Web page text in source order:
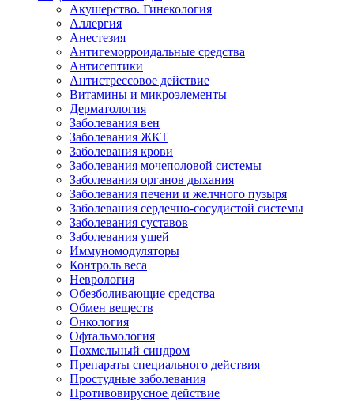
Акушерство. Гинекология
Аллергия
Анестезия
Антигеморроидальные средства
Антисептики
Антистрессовое действие
Витамины и микроэлементы
Дерматология
Заболевания вен
Заболевания ЖКТ
Заболевания крови
Заболевания мочеполовой системы
Заболевания органов дыхания
Заболевания печени и желчного пузыря
Заболевания сердечно-сосудистой системы
Заболевания суставов
Заболевания ушей
Иммуномодуляторы
Контроль веса
Неврология
Обезболивающие средства
Обмен веществ
Онкология
Офтальмология
Похмельный синдром
Препараты специального действия
Простудные заболевания
Противовирусное действие